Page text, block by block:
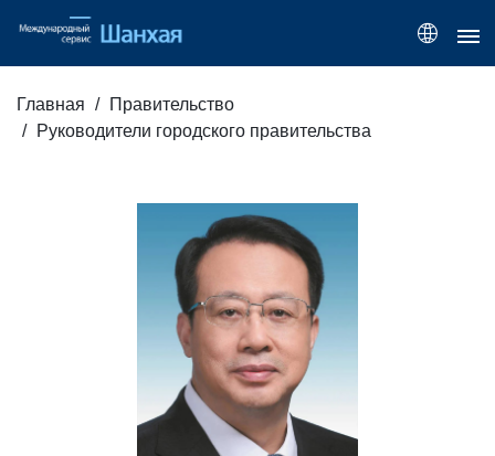
Главная
Правительство
Руководители городского правительства